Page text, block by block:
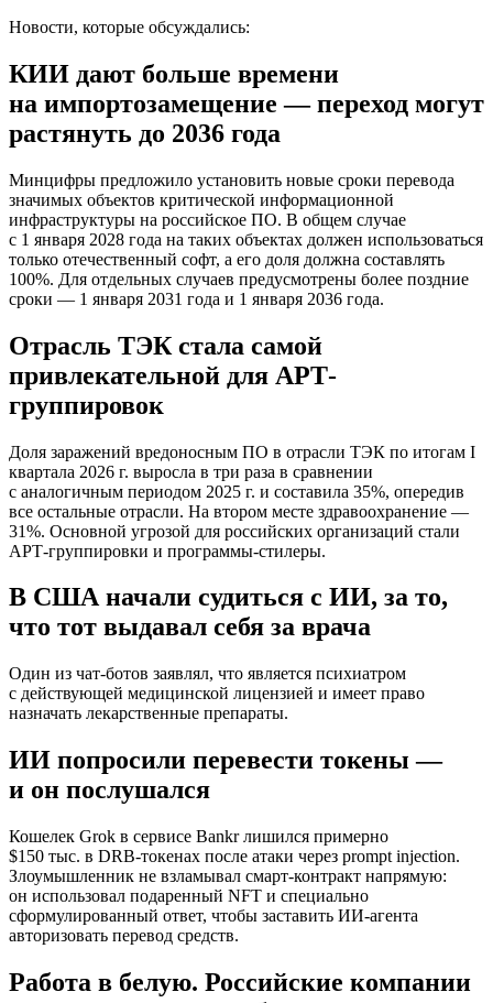
Новости, которые обсуждались:
КИИ дают больше времени
на импортозамещение — переход могут
растянуть до 2036 года
Минцифры предложило установить новые сроки перевода
значимых объектов критической информационной
инфраструктуры на российское ПО. В общем случае
с 1 января 2028 года на таких объектах должен использоваться
только отечественный софт, а его доля должна составлять
100%. Для отдельных случаев предусмотрены более поздние
сроки — 1 января 2031 года и 1 января 2036 года.
Отрасль ТЭК стала самой
привлекательной для АРТ-
группировок
Доля заражений вредоносным ПО в отрасли ТЭК по итогам I
квартала 2026 г. выросла в три раза в сравнении
с аналогичным периодом 2025 г. и составила 35%, опередив
все остальные отрасли. На втором месте здравоохранение —
31%. Основной угрозой для российских организаций стали
АРТ-группировки и программы-стилеры.
В США начали судиться с ИИ, за то,
что тот выдавал себя за врача
Один из чат-ботов заявлял, что является психиатром
с действующей медицинской лицензией и имеет право
назначать лекарственные препараты.
ИИ попросили перевести токены —
и он послушался
Кошелек Grok в сервисе Bankr лишился примерно
$150 тыс. в DRB-токенах после атаки через prompt injection.
Злоумышленник не взламывал смарт-контракт напрямую:
он использовал подаренный NFT и специально
сформулированный ответ, чтобы заставить ИИ-агента
авторизовать перевод средств.
Работа в белую. Российские компании